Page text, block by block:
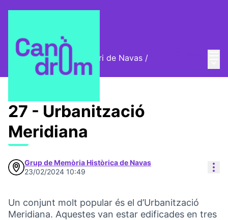
Cromos digitals del barri de Navas /
🦊 Cromos digitals
27 - Urbanització
Meridiana
Grup de Memòria Històrica de Navas
23/02/2024 10:49
Un conjunt molt popular és el d’Urbanització
Meridiana. Aquestes van estar edificades en tres